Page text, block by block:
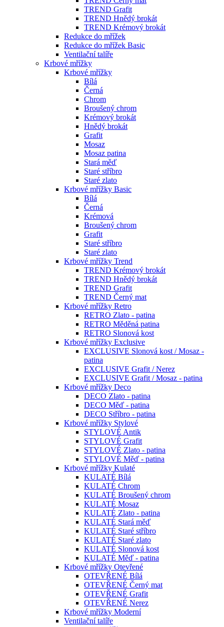
TREND Grafit
TREND Hnědý brokát
TREND Krémový brokát
Redukce do mřížek
Redukce do mřížek Basic
Ventilační talíře
Krbové mřížky
Krbové mřížky
Bílá
Černá
Chrom
Broušený chrom
Krémový brokát
Hnědý brokát
Grafit
Mosaz
Mosaz patina
Stará měď
Staré stříbro
Staré zlato
Krbové mřížky Basic
Bílá
Černá
Krémová
Broušený chrom
Grafit
Staré stříbro
Staré zlato
Krbové mřížky Trend
TREND Krémový brokát
TREND Hnědý brokát
TREND Grafit
TREND Černý mat
Krbové mřížky Retro
RETRO Zlato - patina
RETRO Měděná patina
RETRO Slonová kost
Krbové mřížky Exclusive
EXCLUSIVE Slonová kost / Mosaz -
patina
EXCLUSIVE Grafit / Nerez
EXCLUSIVE Grafit / Mosaz - patina
Krbové mřížky Deco
DECO Zlato - patina
DECO Měď - patina
DECO Stříbro - patina
Krbové mřížky Stylové
STYLOVÉ Antik
STYLOVÉ Grafit
STYLOVÉ Zlato - patina
STYLOVÉ Měď - patina
Krbové mřížky Kulaté
KULATÉ Bílá
KULATÉ Chrom
KULATÉ Broušený chrom
KULATÉ Mosaz
KULATÉ Zlato - patina
KULATÉ Stará měď
KULATÉ Staré stříbro
KULATÉ Staré zlato
KULATÉ Slonová kost
KULATÉ Měď - patina
Krbové mřížky Otevřené
OTEVŘENÉ Bílá
OTEVŘENÉ Černý mat
OTEVŘENÉ Grafit
OTEVŘENÉ Nerez
Krbové mřížky Moderní
Ventilační talíře